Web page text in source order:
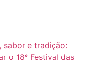
sabor e tradição:
o 18º Festival das